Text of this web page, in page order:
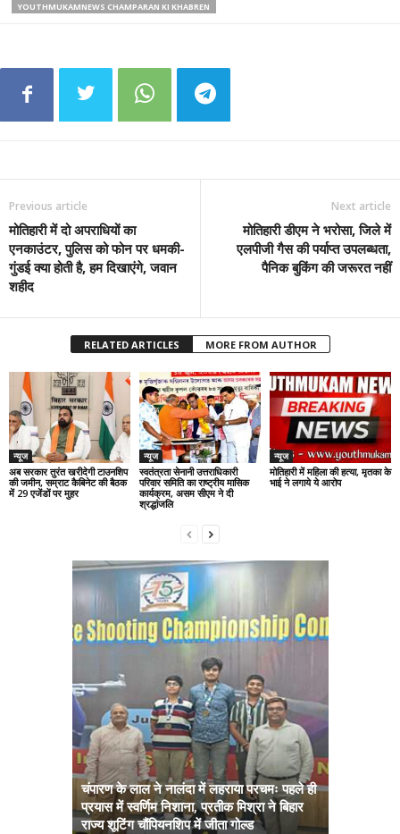
YOUTHMUKAMNEWS CHAMPARAN KI KHABREN
Previous article
मोतिहारी में दो अपराधियों का
एनकाउंटर, पुलिस को फोन पर धमकी-
गुंडई क्या होती है, हम दिखाएंगे, जवान
शहीद
Next article
मोतिहारी डीएम ने भरोसा, जिले में
एलपीजी गैस की पर्याप्त उपलब्धता,
पैनिक बुकिंग की जरूरत नहीं
RELATED ARTICLES MORE FROM AUTHOR
न्यूज
अब सरकार तुरंत खरीदेगी टाउनशिप
की जमीन, सम्राट कैबिनेट की बैठक
में 29 एजेंडों पर मुहर
न्यूज
स्वतंत्रता सेनानी उत्तराधिकारी
परिवार समिति का राष्ट्रीय मासिक
कार्यक्रम, असम सीएम ने दी
श्रद्धांजलि
न्यूज
मोतिहारी में महिला की हत्या, मृतका के
भाई ने लगाये ये आरोप
चंपारण के लाल ने नालंदा में लहराया परचमः पहले ही
प्रयास में स्वर्णिम निशाना, प्रतीक मिश्रा ने बिहार
राज्य शूटिंग चौंपियनशिप में जीता गोल्ड